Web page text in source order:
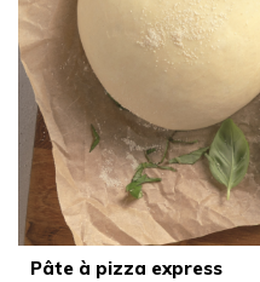
Pâte à pizza express